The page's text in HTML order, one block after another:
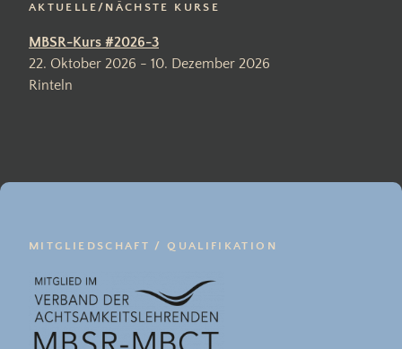
AKTUELLE/NÄCHSTE KURSE
MBSR-Kurs #2026-3
22. Oktober 2026 - 10. Dezember 2026
Rinteln
MITGLIEDSCHAFT / QUALIFIKATION